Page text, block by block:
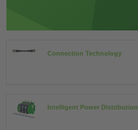
Connection Technology
Intelligent Power Distribution